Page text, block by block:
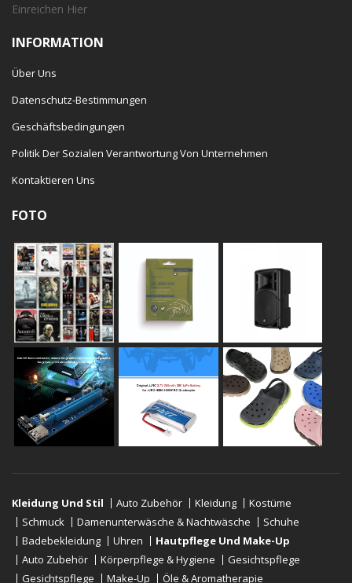
Einreichen Hier
INFORMATION
Über Uns
Datenschutz-Bestimmungen
Geschäftsbedingungen
Politik Der Sozialen Verantwortung Von Unternehmen
Kontaktieren Uns
FOTO
Kleidung Und Stil Auto Zubehör Kleidung
Kostüme
Schmuck
Damenunterwäsche & Nachtwäsche
Schuhe
Badebekleidung
Uhren
Hautpflege Und Make-Up
Auto Zubehör
Körperpflege & Hygiene
Gesichtspflege
Gesichtspflege
Make-Up Öle & Aromatherapie